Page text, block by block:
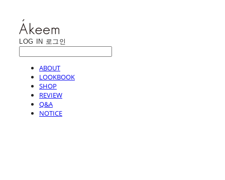
LOG IN 로그인
ABOUT
LOOKBOOK
SHOP
REVIEW
Q&A
NOTICE